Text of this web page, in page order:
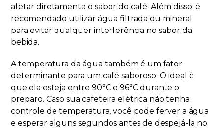
afetar diretamente o sabor do café. Além disso, é
recomendado utilizar água filtrada ou mineral
para evitar qualquer interferência no sabor da
bebida.
A temperatura da água também é um fator
determinante para um café saboroso. O ideal é
que ela esteja entre 90°C e 96°C durante o
preparo. Caso sua cafeteira elétrica não tenha
controle de temperatura, você pode ferver a água
e esperar alguns segundos antes de despejá-la no